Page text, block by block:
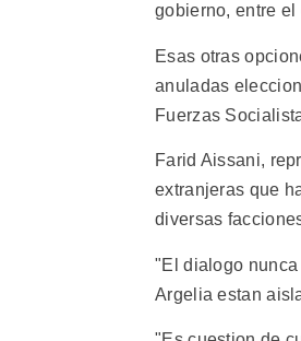
gobierno, entre el
Esas otras
anuladas
Fuerzas
Farid Aissani,
extranjeras que
diversas
"El dialogo
Argelia estan